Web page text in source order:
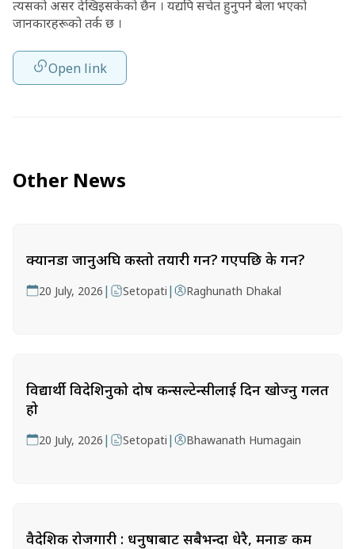
त्यसको असर देखिइसकेको छैन । यद्यपि सचेत हुनुपर्ने बेला भएको
जानकारहरूको तर्क छ ।
Open link
Other News
क्यानडा जानुअघि कस्तो तयारी गर्ने? गएपछि के गर्ने?
20 July, 2026 | Setopati | Raghunath Dhakal
विद्यार्थी विदेशिनुको दोष कन्सल्टेन्सीलाई दिन खोज्नु गलत
हो
20 July, 2026 | Setopati | Bhawanath Humagain
वैदेशिक रोजगारी : धनुषाबाट सबैभन्दा धेरै, मनाङ कम